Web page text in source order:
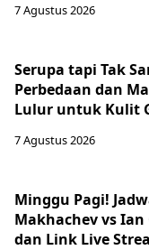
7 Agustus 2026
Serupa tapi Tak
Perbedaan dan
Lulur untuk Kulit
7 Agustus 2026
Minggu Pagi!
Makhachev vs Ian
dan Link Live